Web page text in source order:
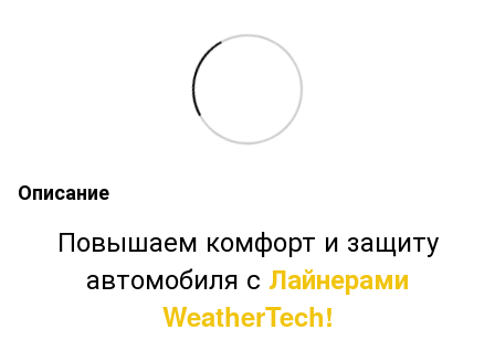
Описание
Повышаем комфорт и защиту
автомобиля с Лайнерами
WeatherTech!